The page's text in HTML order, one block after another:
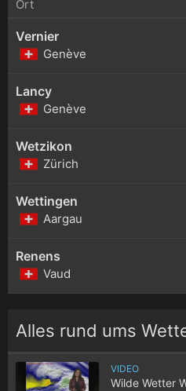
Ort
Vernier
Genève
Lancy
Genève
Wetzikon
Zürich
Wettingen
Aargau
Renens
Vaud
Alles rund ums
VIDEO
Wilde Wetter